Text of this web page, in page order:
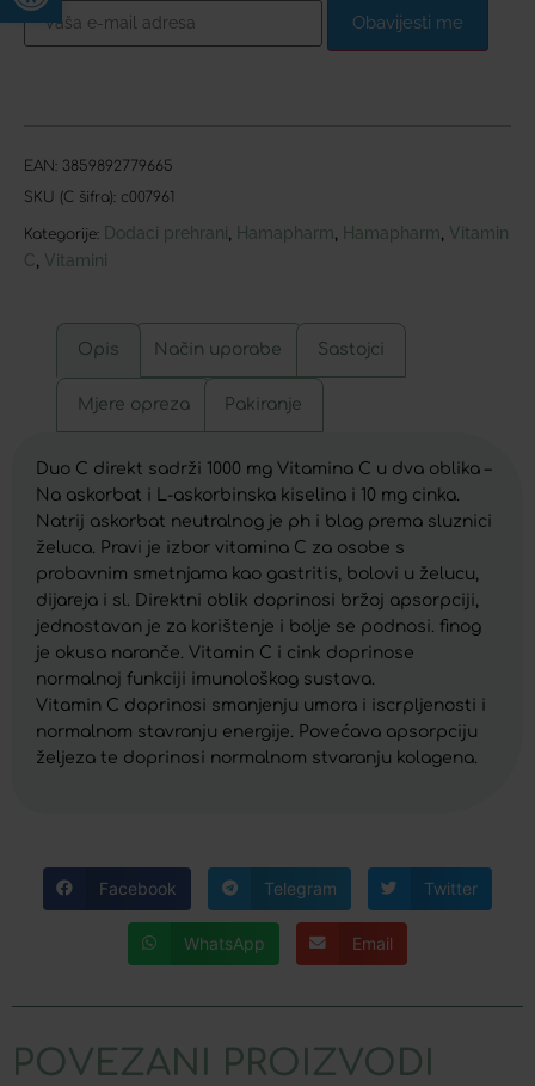
Obavijesti me
EAN: 3859892779665
SKU (C šifra): c007961
Kategorije: Dodaci prehrani Hamapharm Hamapharm Vitamin
C
Vitamini
Opis Način uporabe Sastojci
Mjere opreza Pakiranje
Duo C direkt sadrži 1000 mg Vitamina C u dva oblika –
Na askorbat i L-askorbinska kiselina i 10 mg cinka.
Natrij askorbat neutralnog je ph i blag prema sluznici
želuca. Pravi je izbor vitamina C za osobe s
probavnim smetnjama kao gastritis, bolovi u želucu,
dijareja i sl. Direktni oblik doprinosi bržoj apsorpciji,
jednostavan je za korištenje i bolje se podnosi. finog
je okusa naranče. Vitamin C i cink doprinose
normalnoj funkciji imunološkog sustava.
Vitamin C doprinosi smanjenju umora i iscrpljenosti i
normalnom stavranju energije. Povećava apsorpciju
željeza te doprinosi normalnom stvaranju kolagena.
Facebook Telegram Twitter
WhatsApp Email
POVEZANI PROIZVODI